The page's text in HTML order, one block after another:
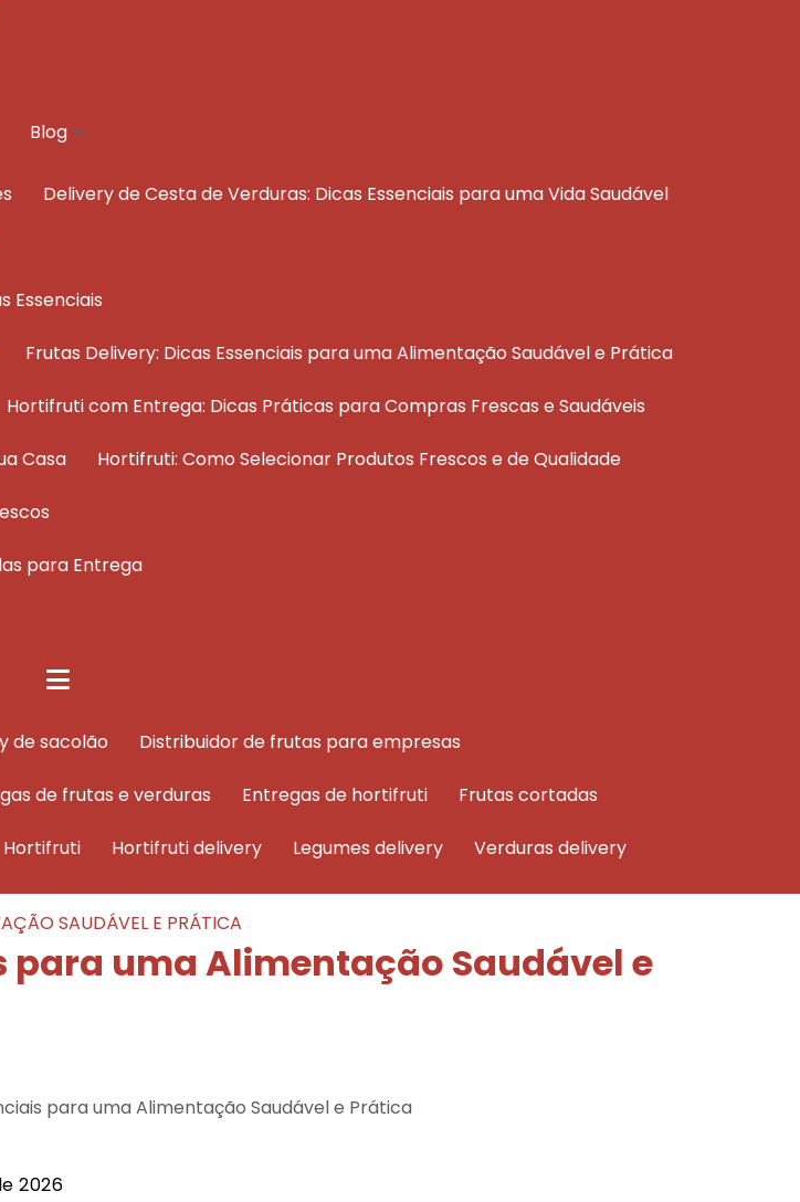
Blog
Delivery de Cesta de Verduras: Dicas Essenciais para uma Vida Saudável
Essenciais
Frutas Delivery: Dicas Essenciais para uma Alimentação Saudável e Prática
Hortifruti com Entrega: Dicas Práticas para Compras Frescas e Saudáveis
Casa Hortifruti: Como Selecionar Produtos Frescos e de Qualidade
para Entrega
de sacolão distribuidor de frutas para empresas
de frutas e verduras entregas de hortifruti frutas cortadas
hortifruti hortifruti delivery legumes delivery verduras delivery
SAUDÁVEL E PRÁTICA
para uma Alimentação Saudável e
2026